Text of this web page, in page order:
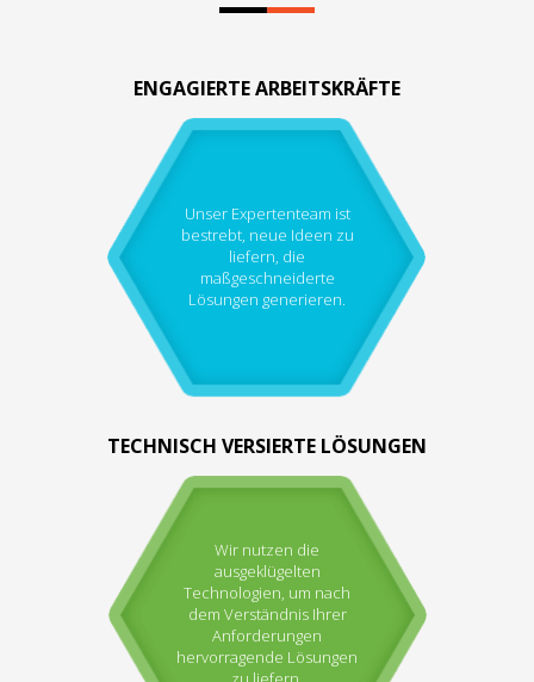
ENGAGIERTE ARBEITSKRÄFTE
Unser Expertenteam ist
bestrebt, neue Ideen zu
liefern, die
maßgeschneiderte
Lösungen generieren.
TECHNISCH VERSIERTE LÖSUNGEN
Wir nutzen die
ausgeklügelten
Technologien, um nach
dem Verständnis Ihrer
Anforderungen
hervorragende Lösungen